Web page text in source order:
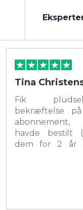
Tina
Fik
bekræftelse
havde bestilt
dem for 2 år